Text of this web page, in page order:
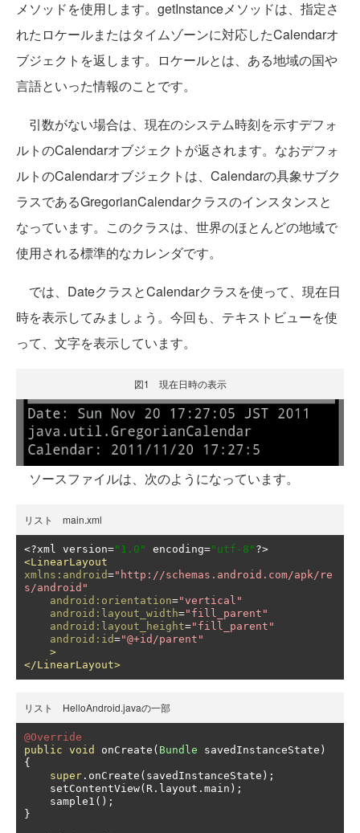
メソッドを使用します。getInstanceメソッドは、指定さ
れたロケールまたはタイムゾーンに対応したCalendarオ
ブジェクトを返します。ロケールとは、ある地域の国や
言語といった情報のことです。
引数がない場合は、現在のシステム時刻を示すデフォ
ルトのCalendarオブジェクトが返されます。なおデフォ
ルトのCalendarオブジェクトは、Calendarの具象サブク
ラスであるGregorianCalendarクラスのインスタンスと
なっています。このクラスは、世界のほとんどの地域で
使用される標準的なカレンダです。
では、DateクラスとCalendarクラスを使って、現在日
時を表示してみましょう。今回も、テキストビューを使
って、文字を表示しています。
図1 現在日時の表示
ソースファイルは、次のようになっています。
リスト main.xml
<?xml version="1.0" encoding="utf-8" ?>
<LinearLayout
xmlns:android="http://schemas.android.com/apk/re
s/android"
android:orientation="vertical"
android:layout_width="fill_parent"
android:layout_height="fill_parent"
android:id="@+id/parent"
>
</LinearLayout>
リスト HelloAndroid.javaの一部
@Override
public void onCreate ( Bundle savedInstanceState )
{
super . onCreate ( savedInstanceState );
    setContentView
( R . layout . main );
    sample1
();
}